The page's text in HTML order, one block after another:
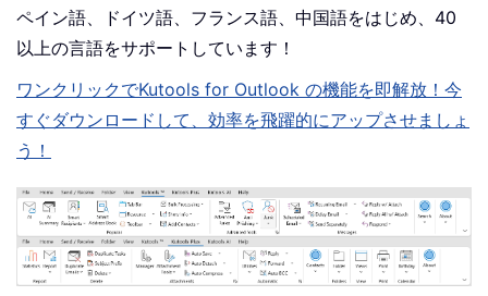
ペイン語、ドイツ語、フランス語、中国語をはじめ、40
以上の言語をサポートしています！
ワンクリックでKutools for Outlook の機能を即解放！今
すぐダウンロードして、効率を飛躍的にアップさせましょ
う！